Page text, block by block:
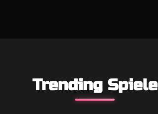
Trending Spiele